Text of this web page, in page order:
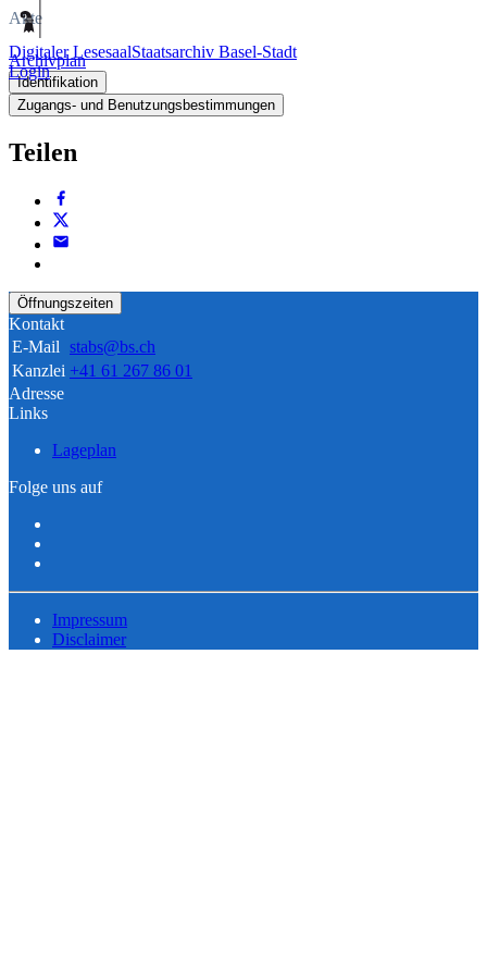
Digitaler LesesaalStaatsarchiv Basel-Stadt
Login
Akte
Archivplan
Identifikation
Zugangs- und Benutzungsbestimmungen
Teilen
Öffnungszeiten
Kontakt
E-Mail stabs@bs.ch
Kanzlei +41 61 267 86 01
Adresse
Links
Lageplan
Folge uns auf
Impressum
Disclaimer